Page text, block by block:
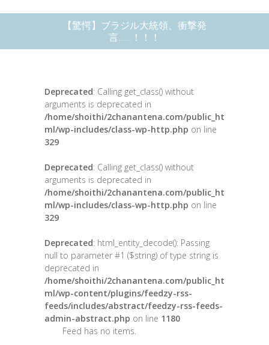
【驚愕】ブラジル大統領、衝撃発
言……！！！
Deprecated: Calling get_class() without
arguments is deprecated in
/home/shoithi/2chanantena.com/public_ht
ml/wp-includes/class-wp-http.php on line
329
Deprecated: Calling get_class() without
arguments is deprecated in
/home/shoithi/2chanantena.com/public_ht
ml/wp-includes/class-wp-http.php on line
329
Deprecated: html_entity_decode(): Passing
null to parameter #1 ($string) of type string is
deprecated in
/home/shoithi/2chanantena.com/public_ht
ml/wp-content/plugins/feedzy-rss-
feeds/includes/abstract/feedzy-rss-feeds-
admin-abstract.php on line 1180
Feed has no items.